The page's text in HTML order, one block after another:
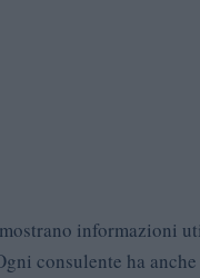
informazioni
consulente ha